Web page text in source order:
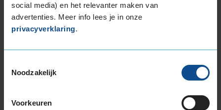
social media) en het relevanter maken van
advertenties. Meer info lees je in onze
privacyverklaring.
Noodzakelijk
Voorkeuren